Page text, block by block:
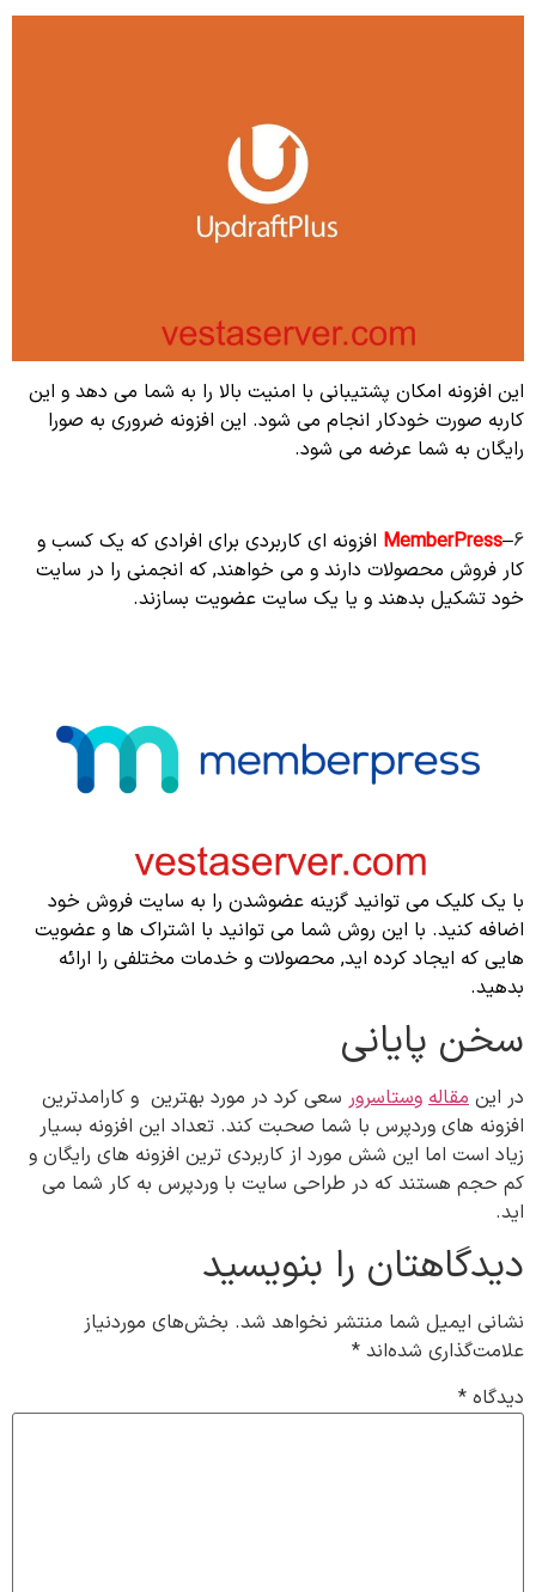
این افزونه امکان پشتیبانی با امنیت بالا را به شما می دهد و این
کاربه صورت خودکار انجام می شود. این افزونه ضروری به صورا
رایگان به شما عرضه می شود.
6
–
MemberPress افزونه ای کاربردی برای افرادی که یک کسب و
کار فروش محصولات دارند و می خواهند, که انجمنی را در سایت
خود تشکیل بدهند و یا یک سایت عضویت بسازند.
با یک کلیک می توانید گزینه عضوشدن را به سایت فروش خود
اضافه کنید. با این روش شما می توانید با اشتراک ها و عضویت
هایی که ایجاد کرده اید, محصولات و خدمات مختلفی را ارائه
بدهید.
سخن پایانی
در این مقاله وستاسرور سعی کرد در مورد بهترین و کارامدترین
افزونه های وردپرس با شما صحبت کند. تعداد این افزونه بسیار
زیاد است اما این شش مورد از کاربردی ترین افزونه های رایگان و
کم حجم هستند که در طراحی سایت با وردپرس به کار شما می
اید.
دیدگاهتان را بنویسید
نشانی ایمیل شما منتشر نخواهد شد. بخش‌های موردنیاز
علامت‌گذاری شده‌اند *
دیدگاه *